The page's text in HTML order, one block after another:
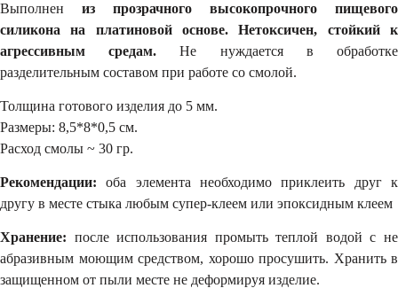
Выполнен из прозрачного высокопрочного пищевого
силикона на платиновой основе.
Нетоксичен, стойкийк
агрессивным средам. Не нуждается в обработке
разделительным составом при работе со смолой.
Толщина готового изделия до 5 мм.
Размеры: 8,5*8*0,5 см.
Расход смолы ~ 30 гр.
Рекомендации: оба элемента необходимо приклеить друг к
другу в месте стыка любым супер-клеем или эпоксидным клеем
Хранение: после использования промыть теплой водой с не
абразивным моющим средством, хорошо просушить. Хранить в
защищенном от пыли месте не деформируя изделие.